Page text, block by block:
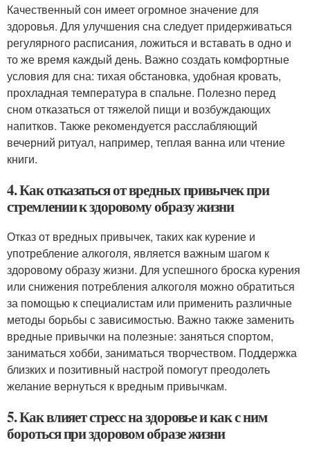
Качественный сон имеет огромное значение для
здоровья. Для улучшения сна следует придерживаться
регулярного расписания, ложиться и вставать в одно и
то же время каждый день. Важно создать комфортные
условия для сна: тихая обстановка, удобная кровать,
прохладная температура в спальне. Полезно перед
сном отказаться от тяжелой пищи и возбуждающих
напитков. Также рекомендуется расслабляющий
вечерний ритуал, например, теплая ванна или чтение
книги.
4. Как отказаться от вредных привычек при
стремлении к здоровому образу жизни
Отказ от вредных привычек, таких как курение и
употребление алкоголя, является важным шагом к
здоровому образу жизни. Для успешного броска курения
или снижения потребления алкоголя можно обратиться
за помощью к специалистам или применить различные
методы борьбы с зависимостью. Важно также заменить
вредные привычки на полезные: заняться спортом,
заниматься хобби, заниматься творчеством. Поддержка
близких и позитивный настрой помогут преодолеть
желание вернуться к вредным привычкам.
5. Как влияет стресс на здоровье и как с ним
бороться при здоровом образе жизни